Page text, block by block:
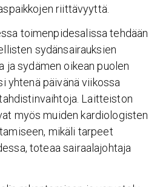
riittävyyttä.
toimenpidesalissa tehdään
sydänsairauksien
ja sydämen oikean puolen
yhtenä päivänä viikossa
Laitteiston
myös muiden kardiologisten
mikäli tarpeet
toteaa sairaalajohtaja